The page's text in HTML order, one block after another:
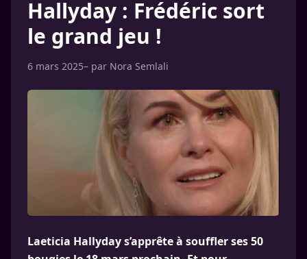
Hallyday : Frédéric sort
le grand jeu !
6 mars 2025– par Nora Semlali
Laeticia Hallyday s’apprête à souffler ses 50